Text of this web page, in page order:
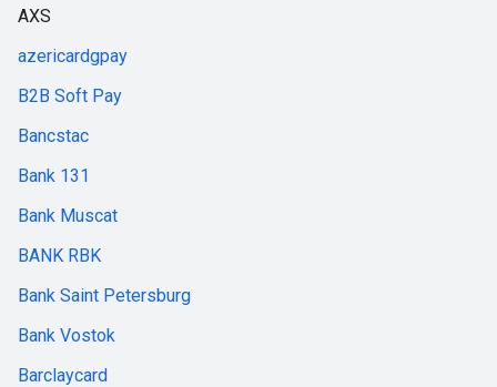
AXS
azericardgpay
B2B Soft Pay
Bancstac
Bank 131
Bank Muscat
BANK RBK
Bank Saint Petersburg
Bank Vostok
Barclaycard